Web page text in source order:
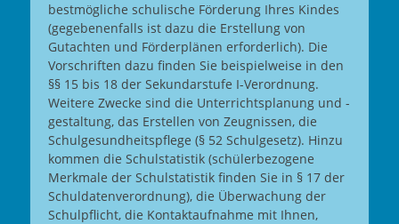
bestmögliche schulische Förderung Ihres Kindes
(gegebenenfalls ist dazu die Erstellung von
Gutachten und Förderplänen erforderlich). Die
Vorschriften dazu finden Sie beispielweise in den
§§ 15 bis 18 der Sekundarstufe I-Verordnung.
Weitere Zwecke sind die Unterrichtsplanung und -
gestaltung, das Erstellen von Zeugnissen, die
Schulgesundheitspflege (§ 52 Schulgesetz). Hinzu
kommen die Schulstatistik (schülerbezogene
Merkmale der Schulstatistik finden Sie in § 17 der
Schuldatenverordnung), die Überwachung der
Schulpflicht, die Kontaktaufnahme mit Ihnen,